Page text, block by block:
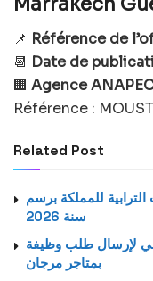
📌 Référence de
📆 Date de
🏢 Agence
Référence :
Related Post
للمملكة برسم
سنة 2026
الإيميل الرسمي لإرسال طلب وظيفة
بمتاجر مرجان